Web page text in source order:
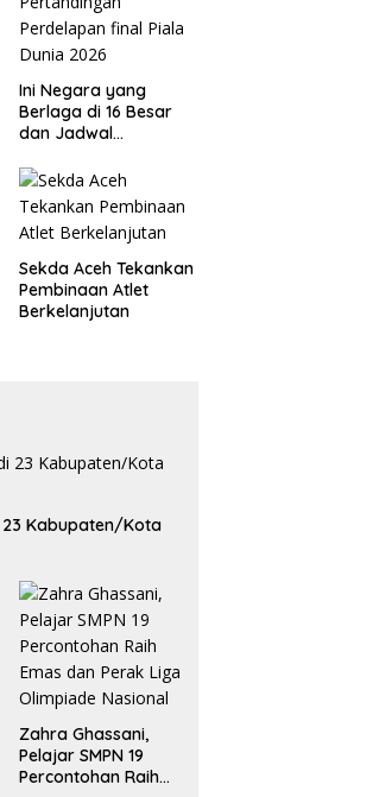
Ini Negara yang
Berlaga di 16 Besar
dan Jadwal
Perdelapan final Piala
Dunia 2026
Sekda Aceh Tekankan
Pembinaan Atlet
Berkelanjutan
Kabupaten/Kota
Zahra Ghassani,
Pelajar SMPN 19
Percontohan Raih